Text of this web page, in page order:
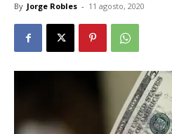
By Jorge Robles - 11 agosto, 2020